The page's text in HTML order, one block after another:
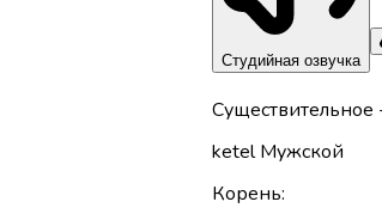
Студийная озвучка
Существительное
ketel Мужской
Корень: